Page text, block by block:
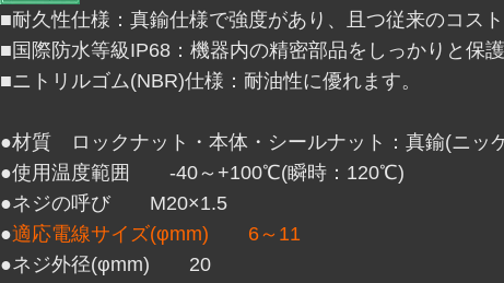
■耐久性仕様：真鍮仕様で強度があり、且つ従来のコス
■国際防水等級IP68：機器内の精密部品をしっかりと保護
■ニトリルゴム(NBR)仕様：耐油性に優れます。
●材質 ロックナット・本体・シールナット：真鍮(ニッ
●使用温度範囲 -40～+100℃(瞬時：120℃)
●ネジの呼び M20×1.5
●適応電線サイズ(φmm) 6～11
●ネジ外径(φmm) 20